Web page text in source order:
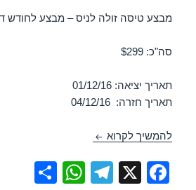
מבצע טיסה זולה לניס – מבצע לחודש
סה"כ: $299
תאריך יציאה: 01/12/16
תאריך חזרה: 04/12/16
להמשיך לקרוא טיסות זולות לניס בדצמבר 01/12/
F
X
T
W